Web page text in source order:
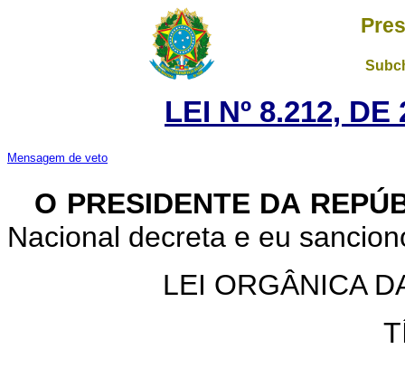
LEI Nº 8.212,
Mensagem de veto
O PRESIDENTE DA
Nacional decreta e eu
LEI ORGÂNICA